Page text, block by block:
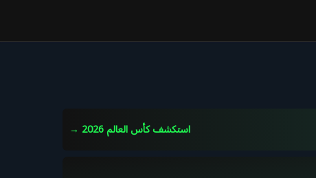
استكشف كأس العالم 2026 →